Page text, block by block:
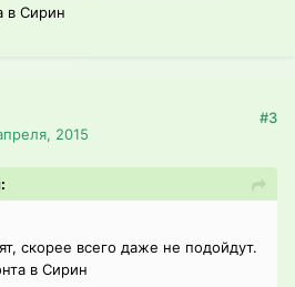
в Сирин
2015
#3
скорее всего даже не подойдут.
в Сирин